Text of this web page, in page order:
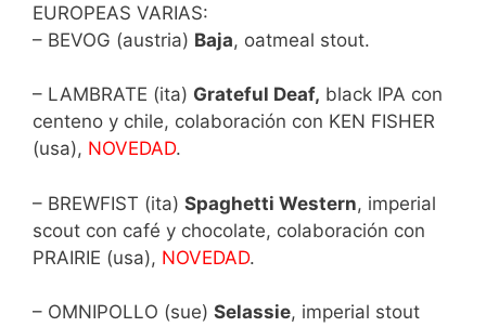
EUROPEAS VARIAS:
– BEVOG (austria) Baja, oatmeal stout.
– LAMBRATE (ita) Grateful Deaf, black IPA con
centeno y chile, colaboración con KEN FISHER
(usa), NOVEDAD.
– BREWFIST (ita) Spaghetti Western, imperial
scout con café y chocolate, colaboración con
PRAIRIE (usa), NOVEDAD.
– OMNIPOLLO (sue) Selassie, imperial stout